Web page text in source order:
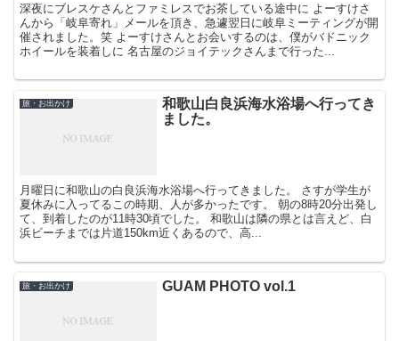
深夜にブレスケさんとファミレスでお茶している途中に よーすけさ
んから「岐阜寄れ」メールを頂き、急遽翌日に岐阜ミーティングが開
催されました。笑 よーすけさんとお会いするのは、僕がバドニック
ホイールを装着しに 名古屋のジョイテックさんまで行った...
旅・お出かけ
和歌山白良浜海水浴場へ行ってき
ました。
月曜日に和歌山の白良浜海水浴場へ行ってきました。 さすが学生が
夏休みに入ってるこの時期、人が多かったです。 朝の8時20分出発し
て、到着したのが11時30頃でした。 和歌山は隣の県とは言えど、白
浜ビーチまでは片道150km近くあるので、高...
旅・お出かけ GUAM PHOTO vol.1